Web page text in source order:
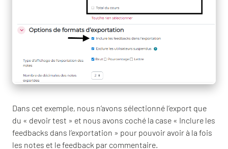
Dans cet exemple, nous n’avons sélectionné l’export que
du « devoir test » et nous avons coché la case « Inclure les
feedbacks dans l’exportation » pour pouvoir avoir à la fois
les notes et le feedback par commentaire.